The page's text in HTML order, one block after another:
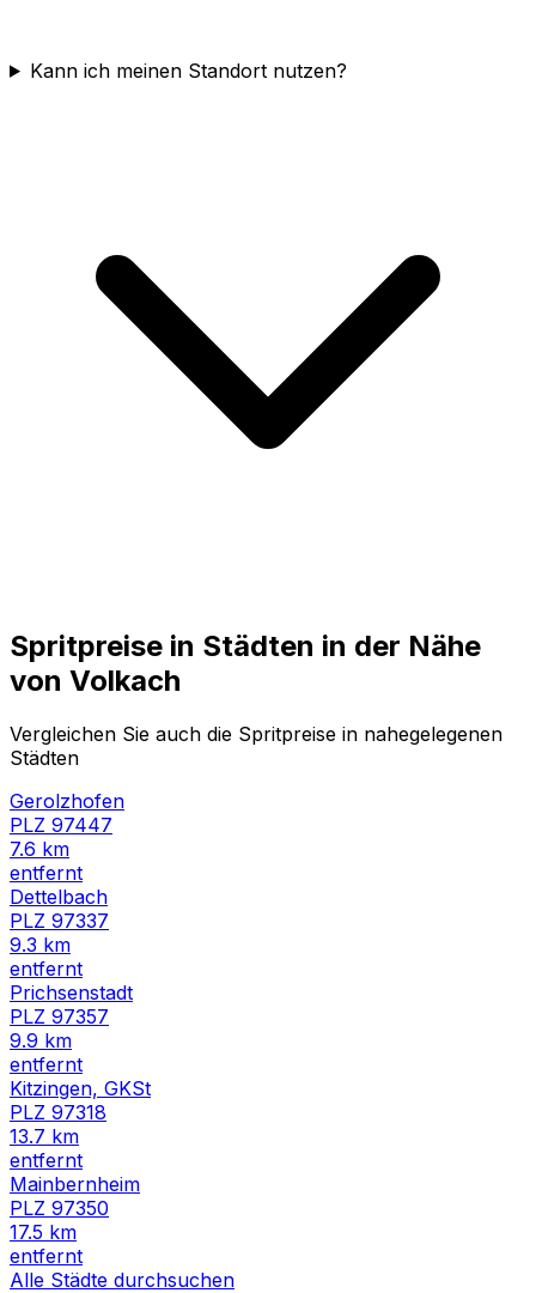
Kann ich meinen Standort nutzen?
Spritpreise in Städten in der Nähe
von Volkach
Vergleichen Sie auch die Spritpreise in nahegelegenen
Städten
Gerolzhofen
PLZ 97447
7.6 km
entfernt
Dettelbach
PLZ 97337
9.3 km
entfernt
Prichsenstadt
PLZ 97357
9.9 km
entfernt
Kitzingen, GKSt
PLZ 97318
13.7 km
entfernt
Mainbernheim
PLZ 97350
17.5 km
entfernt
Alle Städte durchsuchen